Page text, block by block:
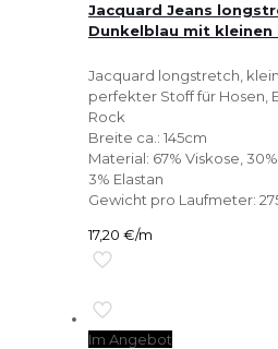
Jacquard Jeans
Dunkelblau mit kleinen
Jacquard longstretch,
perfekter Stoff für Hosen,
Rock
Breite ca.: 145cm
Material: 67% Viskose,
3% Elastan
Gewicht pro Laufmeter:
17,20 €/m
Im Angebot